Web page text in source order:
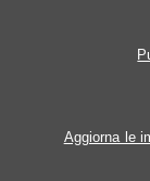
Aggiorna le